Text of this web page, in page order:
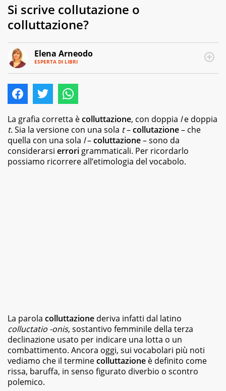
Si scrive collutazione o
colluttazione?
Elena Arneodo
ESPERTA DI LIBRI
MAIL
autrice,
editor
copywriter
per
editrici,
magazine
e
dai
romanzi
della
letteratura
classica
ai
best
seller,
La grafia corretta ècolluttazione, con doppia le doppia
t. Sia la versione con una sola t–collutazione– che
quella con una sola l–coluttazione– sono da
considerarsi errori grammaticali. Per ricordarlo
possiamo ricorrere all’etimologia del vocabolo.
La parola colluttazione deriva infatti dal latino
colluctatio -onis, sostantivo femminile della terza
declinazione usato per indicare una lotta o un
combattimento. Ancora oggi, sui vocabolari più noti
vediamo che il terminecolluttazione è definito come
rissa, baruffa, in senso figurato diverbio o scontro
polemico.